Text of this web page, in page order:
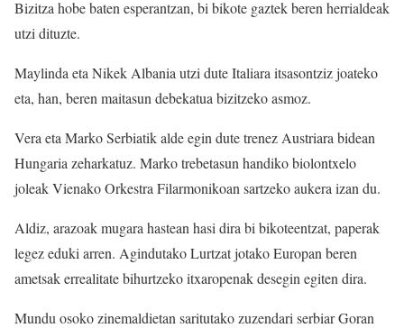
Bizitza hobe baten esperantzan, bi bikote gaztek beren herrialdeak
utzi dituzte.
Maylinda eta Nikek Albania utzi dute Italiara itsasontziz joateko
eta, han, beren maitasun debekatua bizitzeko asmoz.
Vera eta Marko Serbiatik alde egin dute trenez Austriara bidean
Hungaria zeharkatuz. Marko trebetasun handiko biolontxelo
joleak Vienako Orkestra Filarmonikoan sartzeko aukera izan du.
Aldiz, arazoak mugara hastean hasi dira bi bikoteentzat, paperak
legez eduki arren. Agindutako Lurtzat jotako Europan beren
ametsak errealitate bihurtzeko itxaropenak desegin egiten dira.
Mundu osoko zinemaldietan saritutako zuzendari serbiar Goran